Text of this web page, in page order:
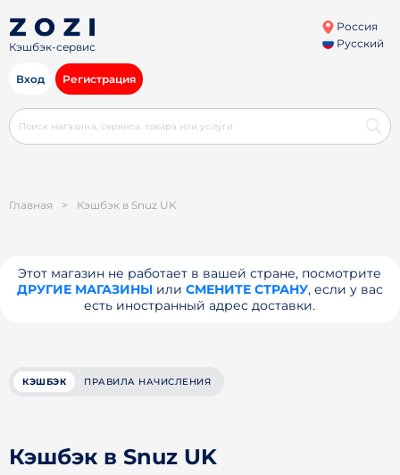
Кэшбэк-сервис
Россия
Русский
Вход Регистрация
Главная > Кэшбэк в Snuz UK
Этот магазин не работает в вашей стране, посмотрите
ДРУГИЕ МАГАЗИНЫили СМЕНИТЕ СТРАНУ, если у вас
есть иностранный адрес доставки.
КЭШБЭК ПРАВИЛА НАЧИСЛЕНИЯ
Кэшбэк в Snuz UK